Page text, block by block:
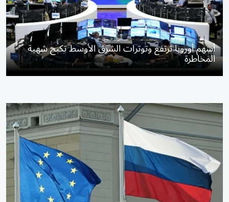
أسهم أوروبا ترتفع وتوترات الشرق الأوسط تكبح شهية
المخاطرة